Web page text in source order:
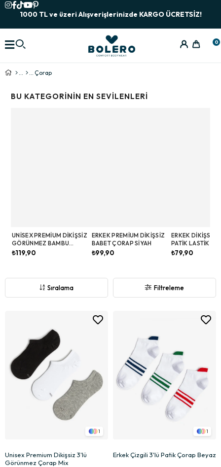
1000 TL ve üzeri Alışverişlerinizde KARGO ÜCRETSİZ!
0
Çorap
BU KATEGORININ EN SEVILENLERI
UNISEX PREMIUM DIKIŞSIZ
GÖRÜNMEZ BAMBU
ÇORAP SIYAH
₺119,90
ERKEK PREMIUM DIKIŞSIZ
BABET ÇORAP SIYAH
₺99,90
ERKEK DIKIŞSIZ
PATIK LASTIK
ÇIZGILI BEYAZ
₺79,90
Filtreleme
Sıralama
1
Unisex Premium Dikişsiz 3'lü
Görünmez Çorap Mix
1
Erkek Çizgili 3'lü Patik Çorap Beyaz